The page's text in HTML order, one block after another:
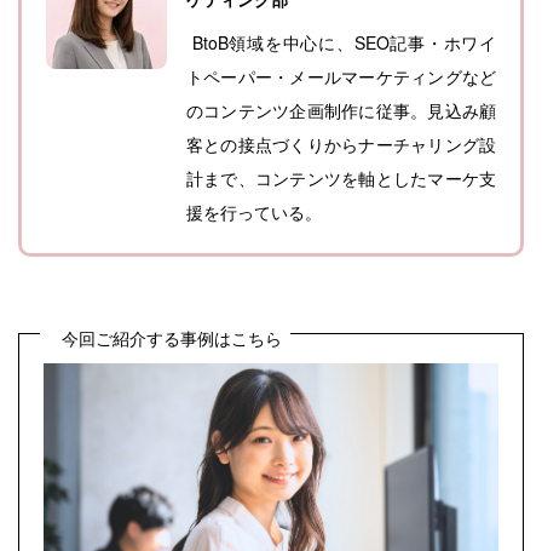
BtoB領域を中心に、SEO記事・ホワイ
トペーパー・メールマーケティングなど
のコンテンツ企画制作に従事。見込み顧
客との接点づくりからナーチャリング設
計まで、コンテンツを軸としたマーケ支
援を行っている。
今回ご紹介する事例はこちら